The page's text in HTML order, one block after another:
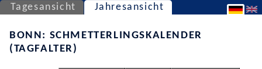
Tagesansicht Jahresansicht
BONN: SCHMETTERLINGSKALENDER
(TAGFALTER)